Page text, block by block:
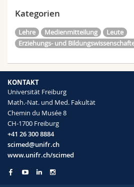
Kategorien
Lehre Medienmitteilung
Leute
Erziehungs- und
KONTAKT
Universität Freiburg
Math.-Nat. und Med. Fakultät
Chemin du Musée 8
CH-1700 Freiburg
+41 26 300 8884
scimed@unifr.ch
www.unifr.ch/scimed